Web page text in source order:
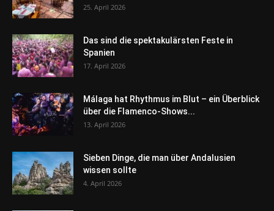
25. April 2026
Das sind die spektakulärsten Feste in
Spanien
17. April 2026
Málaga hat Rhythmus im Blut – ein Überblick
über die Flamenco-Shows...
13. April 2026
Sieben Dinge, die man über Andalusien
wissen sollte
4. April 2026